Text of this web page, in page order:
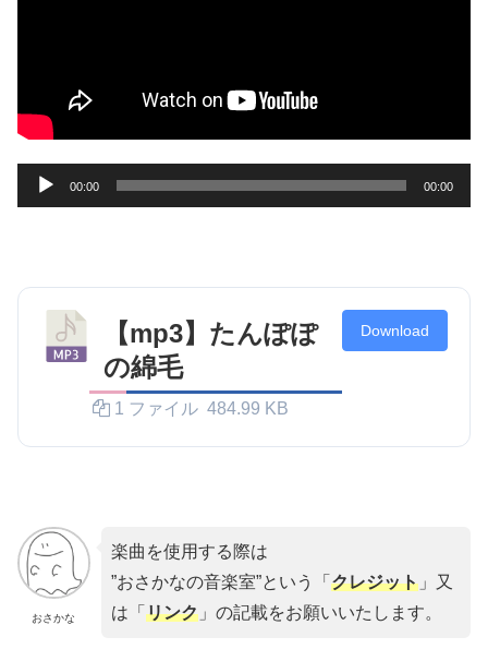
レ
00:00 00:00
【mp3】たんぽぽ
の綿毛
1 ファイル 484.99 KB
Download
おさかな
楽曲を使用する際は
”おさかなの音楽室”という「 クレジット」又
は「 リンク」の記載をお願いいたします。